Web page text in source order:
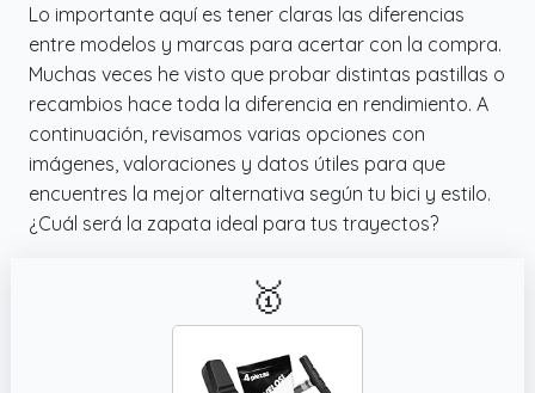
Lo importante aquí es tener claras las diferencias
entre modelos y marcas para acertar con la compra.
Muchas veces he visto que probar distintas pastillas o
recambios hace toda la diferencia en rendimiento. A
continuación, revisamos varias opciones con
imágenes, valoraciones y datos útiles para que
encuentres la mejor alternativa según tu bici y estilo.
¿Cuál será la zapata ideal para tus trayectos?
🥇